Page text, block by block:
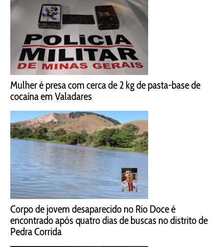
Mulher é presa com cerca de 2 kg de pasta-base de
cocaína em Valadares
Corpo de jovem desaparecido no Rio Doce é
encontrado após quatro dias de buscas no distrito de
Pedra Corrida